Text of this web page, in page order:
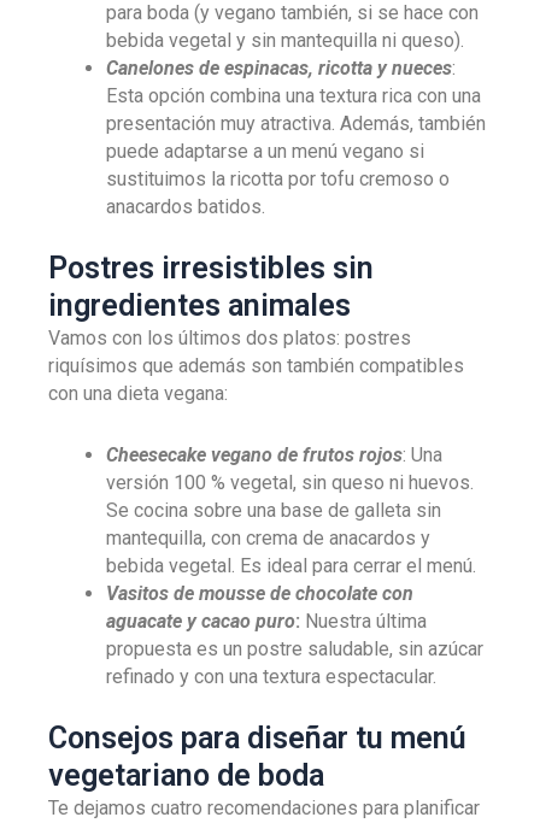
para boda (y vegano también, si se hace con
bebida vegetal y sin mantequilla ni queso).
Canelones de espinacas, ricotta y nueces:
Esta opción combina una textura rica con una
presentación muy atractiva. Además, también
puede adaptarse a un menú vegano si
sustituimos la ricotta por tofu cremoso o
anacardos batidos.
Postres irresistibles sin
ingredientes animales
Vamos con los últimos dos platos: postres
riquísimos que además son también compatibles
con una dieta vegana:
Cheesecake vegano de frutos rojos: Una
versión 100 % vegetal, sin queso ni huevos.
Se cocina sobre una base de galleta sin
mantequilla, con crema de anacardos y
bebida vegetal. Es ideal para cerrar el menú.
Vasitos de mousse de chocolate con
aguacate y cacao puro: Nuestra última
propuesta es un postre saludable, sin azúcar
refinado y con una textura espectacular.
Consejos para diseñar tu menú
vegetariano de boda
Te dejamos cuatro recomendaciones para planificar